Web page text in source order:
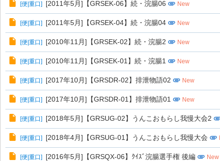
[便|重口] [2011年5月]【GRSEK-06】続・浣腸06 New
[便|重口] [2011年5月]【GRSEK-04】続・浣腸04 New
[便|重口] [2010年11月]【GRSEK-02】続・浣腸2 New
[便|重口] [2010年11月]【GRSEK-01】続・浣腸1 New
[便|重口] [2017年10月]【GRSDR-02】排泄物語02 New
[便|重口] [2017年10月]【GRSDR-01】排泄物語01 New
[便|重口] [2018年5月]【GRSUG-02】うんこおもらし我慢大会2
[便|重口] [2018年4月]【GRSUG-01】うんこおもらし我慢大会
[便|重口] [2016年5月]【GRSQX-06】ｸｲｽﾞ浣腸選手権 後編 New